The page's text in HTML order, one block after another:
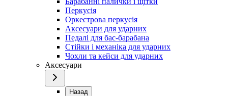
Перкусія
Оркестрова перкусія
Аксесуари для ударних
Педалі для бас-барабана
Стійки і механіка для ударних
Чохли та кейси для ударних
Аксесуари
Назад